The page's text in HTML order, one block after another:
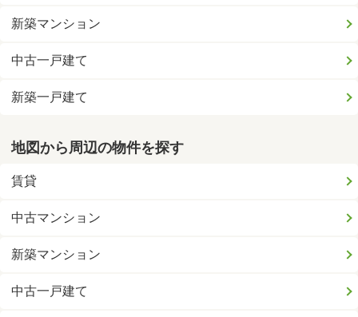
新築マンション
中古一戸建て
新築一戸建て
地図から周辺の物件を探す
賃貸
中古マンション
新築マンション
中古一戸建て